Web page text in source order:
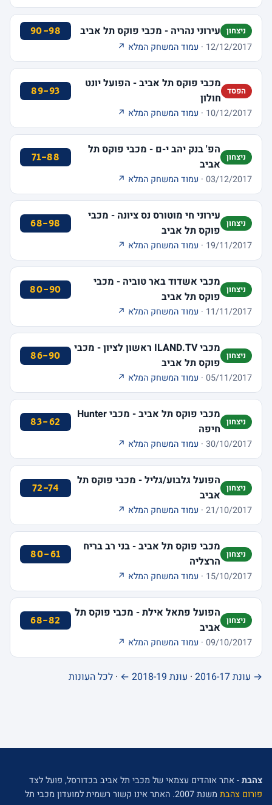
ניצחון עירוני נהריה - מכבי פוקס תל אביב 90-98
12/12/2017 · עמוד המשחק המלא ↗
הפסד
מכבי פוקס תל אביב - הפועל יונט
חולון
89-93
10/12/2017 · עמוד המשחק המלא ↗
ניצחון
הפ' בנק יהב י-ם - מכבי פוקס תל
אביב
71-88
03/12/2017 · עמוד המשחק המלא ↗
ניצחון
עירוני חי מוטורס נס ציונה - מכבי
פוקס תל אביב
68-98
19/11/2017 · עמוד המשחק המלא ↗
ניצחון
מכבי אשדוד באר טוביה - מכבי
פוקס תל אביב
80-90
11/11/2017 · עמוד המשחק המלא ↗
ניצחון
מכבי ILAND.TV ראשון לציון - מכבי
פוקס תל אביב
86-90
05/11/2017 · עמוד המשחק המלא ↗
ניצחון
מכבי פוקס תל אביב - מכבי Hunter
חיפה
83-62
30/10/2017 · עמוד המשחק המלא ↗
ניצחון
הפועל גלבוע/גליל - מכבי פוקס תל
אביב
72-74
21/10/2017 · עמוד המשחק המלא ↗
ניצחון
מכבי פוקס תל אביב - בני רב בריח
הרצליה
80-61
15/10/2017 · עמוד המשחק המלא ↗
ניצחון
הפועל פתאל אילת - מכבי פוקס תל
אביב
68-82
09/10/2017 · עמוד המשחק המלא ↗
→ עונת 2016-17 · עונת 2018-19 ← · לכל העונות
צהבת- אתר אוהדים עצמאי של מכבי תל אביב בכדורסל, פועל לצד
פורום צהבת
משנת 2007. האתר אינו קשור רשמית למועדון מכבי תל